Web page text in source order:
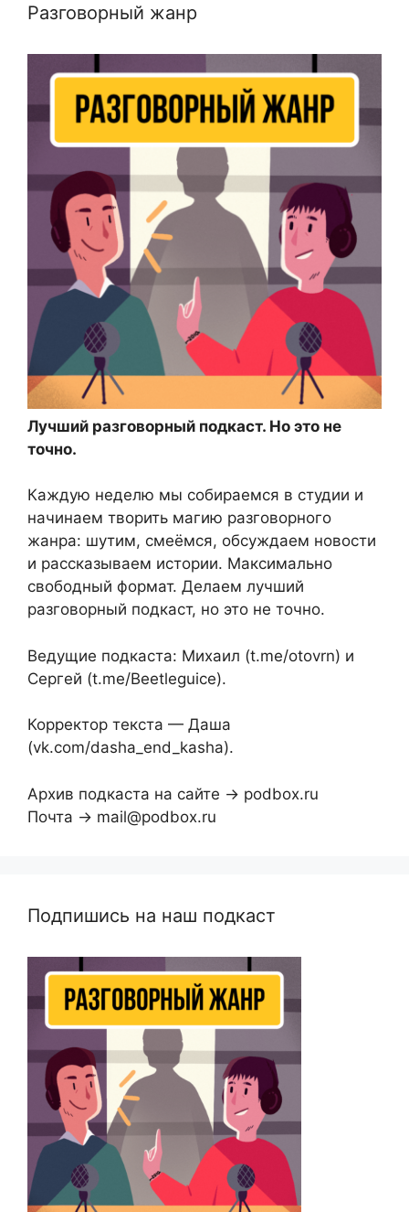
Разговорный жанр
Лучший разговорный подкаст. Но это не
точно.
Каждую неделю мы собираемся в студии и
начинаем творить магию разговорного
жанра: шутим, смеёмся, обсуждаем новости
и рассказываем истории. Максимально
свободный формат. Делаем лучший
разговорный подкаст, но это не точно.
Ведущие подкаста: Михаил (t.me/otovrn) и
Сергей (t.me/Beetleguice).
Корректор текста — Даша
(vk.com/dasha_end_kasha).
Архив подкаста на сайте → podbox.ru
Почта → mail@podbox.ru
Подпишись на наш подкаст